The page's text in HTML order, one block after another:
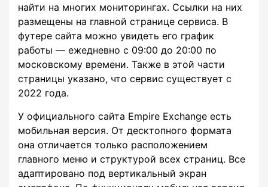
найти на многих мониторингах. Ссылки на них
размещены на главной странице сервиса. В
футере сайта можно увидеть его график
работы — ежедневно с 09:00 до 20:00 по
московскому времени. Также в этой части
страницы указано, что сервис существует с
2022 года.
У официального сайта Empire Exchange есть
мобильная версия. От десктопного формата
она отличается только расположением
главного меню и структурой всех страниц. Все
адаптировано под вертикальный экран